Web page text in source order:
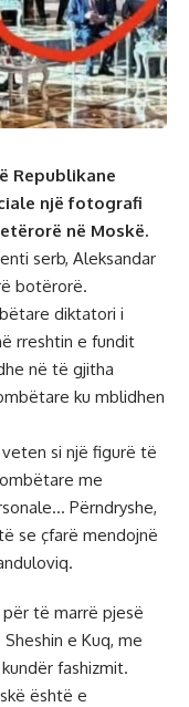
Republikane
një fotografi
në Moskë.
serb, Aleksandar
botërorë.
diktatori i
rreshtin e fundit
në të gjitha
ku mblidhen
si një figurë të
me
Përndryshe,
se çfarë mendojnë
për të marrë pjesë
e Kuq, me
fashizmit.
është e